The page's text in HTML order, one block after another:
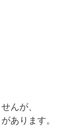
んが、
あります。